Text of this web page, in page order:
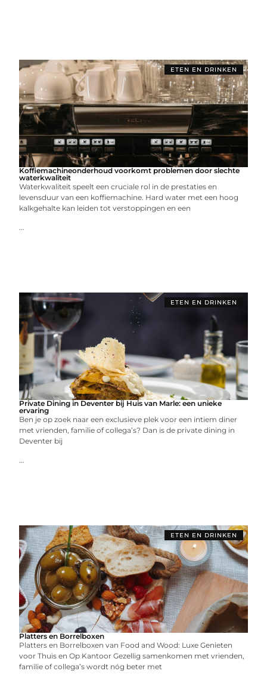
ETEN EN DRINKEN
Koffiemachineonderhoud voorkomt problemen door slechte
waterkwaliteit
Waterkwaliteit speelt een cruciale rol in de prestaties en
levensduur van een koffiemachine. Hard water met een hoog
kalkgehalte kan leiden tot verstoppingen en een
...
ETEN EN DRINKEN
Private Dining in Deventer bij Huis van Marle: een unieke
ervaring
Ben je op zoek naar een exclusieve plek voor een intiem diner
met vrienden, familie of collega’s? Dan is de private dining in
Deventer bij
...
ETEN EN DRINKEN
Platters en Borrelboxen
Platters en Borrelboxen van Food and Wood: Luxe Genieten
voor Thuis en Op Kantoor Gezellig samenkomen met vrienden,
familie of collega’s wordt nóg beter met